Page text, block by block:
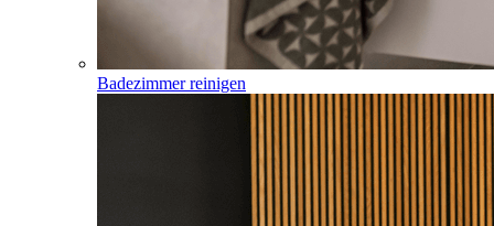
Badezimmer reinigen